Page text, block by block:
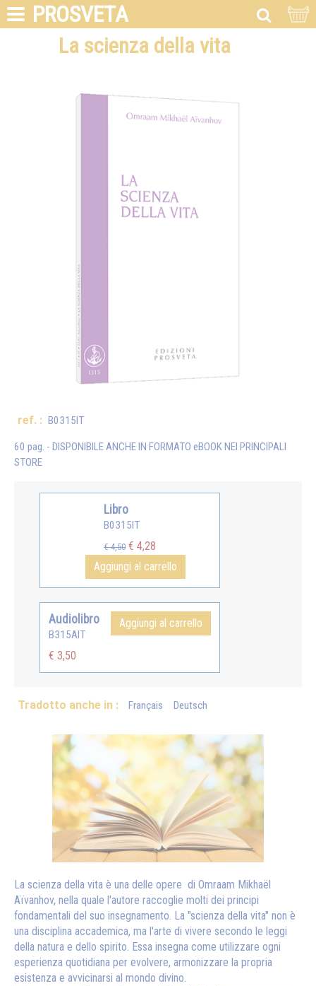
PROSVETA
La scienza della vita
ref. : B0315IT
60 pag. - DISPONIBILE ANCHE IN FORMATO eBOOK NEI PRINCIPALI
STORE
Libro
B0315IT
€ 4,50 € 4,28
Aggiungi al carrello
Audiolibro
B315AIT
€ 3,50
Aggiungi al carrello
Tradotto anche in : Français Deutsch
La scienza della vita è una delle opere di Omraam Mikhaël
Aïvanhov, nella quale l'autore raccoglie molti dei principi
fondamentali del suo insegnamento. La "scienza della vita" non è
una disciplina accademica, ma l'arte di vivere secondo le leggi
della natura e dello spirito. Essa insegna come utilizzare ogni
esperienza quotidiana per evolvere, armonizzare la propria
esistenza e avvicinarsi al mondo divino.